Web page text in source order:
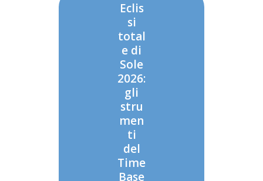
Eclis
si
total
e di
Sole
2026:
gli
stru
men
ti
del
Time
Base